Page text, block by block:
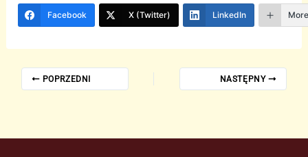
Facebook X (Twitter) LinkedIn
POPRZEDNI NASTĘPNY